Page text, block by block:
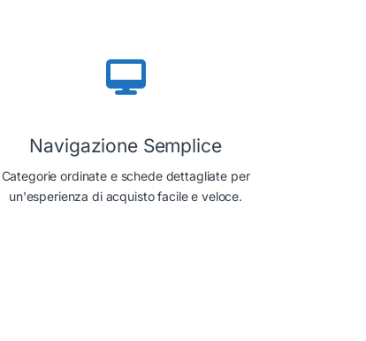
Navigazione Semplice
Categorie ordinate e schede dettagliate per
un'esperienza di acquisto facile e veloce.